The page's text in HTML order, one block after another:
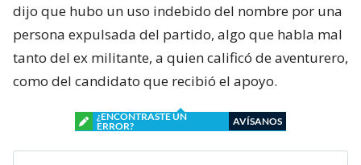
dijo que hubo un uso indebido del nombre por una
persona expulsada del partido, algo que habla mal
tanto del ex militante, a quien calificó de aventurero,
como del candidato que recibió el apoyo.
¿ENCONTRASTE UN
ERROR?
AVÍSANOS